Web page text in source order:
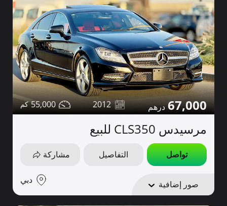
67,000
2012
55,000
مرسيدس CLS350 للبيع
تواصل التفاصيل مشاركة
صور إضافية دبي